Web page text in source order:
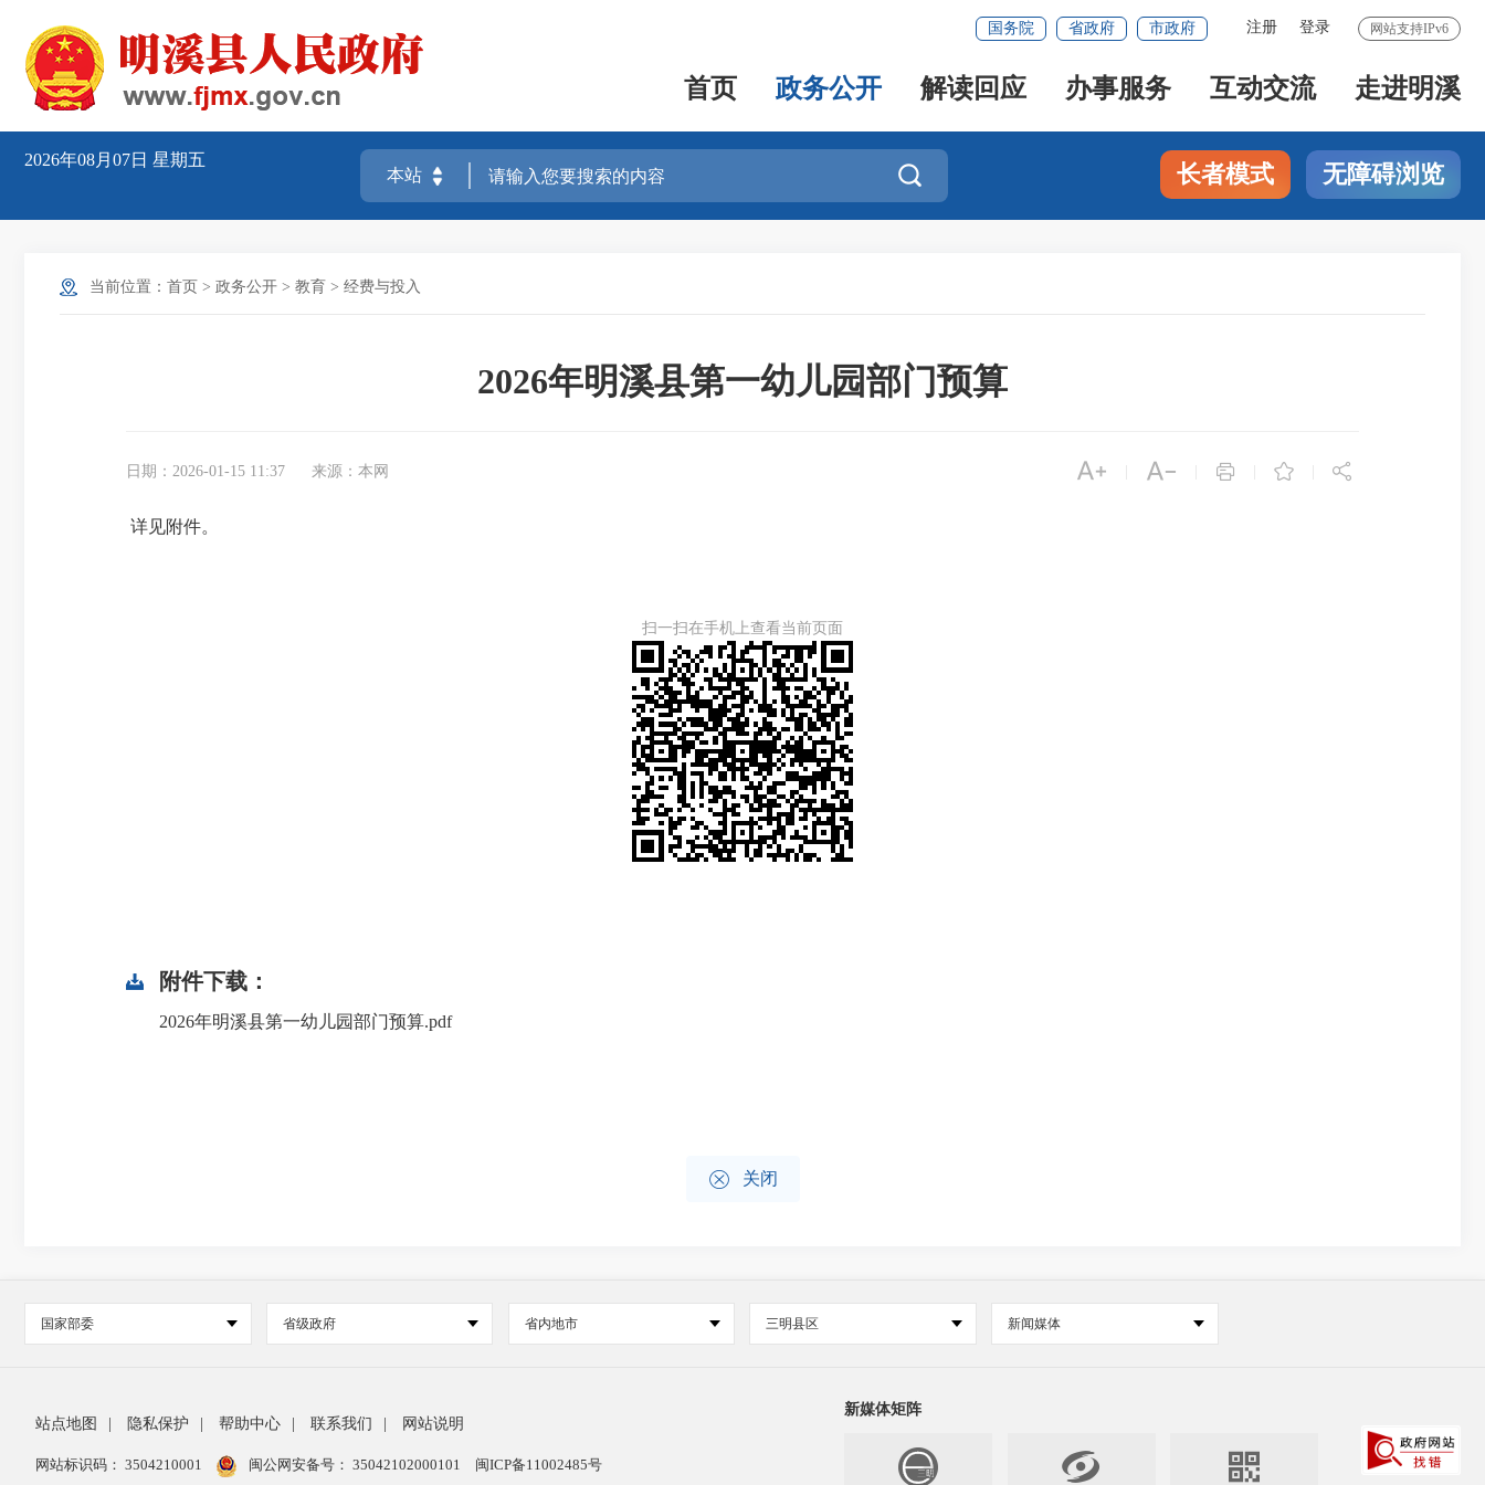
网站支持IPv6
注册 登录
国务院 省政府 市政府
首页 政务公开 解读回应 办事服务 互动交流 走进明溪
2026年08月07日 星期五
 长者模式 无障碍浏览
当前位置： 首页 > 政务公开 > 教育 > 经费与投入
2026年明溪县第一幼儿园部门预算
日期：2026-01-15 11:37 来源：本网     
详见附件。
扫一扫在手机上查看当前页面
附件下载：
2026年明溪县第一幼儿园部门预算.pdf
 关闭
国家部委 省级政府 省内地市 三明县区 新闻媒体
站点地图 隐私保护 帮助中心 联系我们 网站说明
网站标识码： 3504210001 闽公网安备号： 35042102000101 闽ICP备11002485号
新媒体矩阵
 